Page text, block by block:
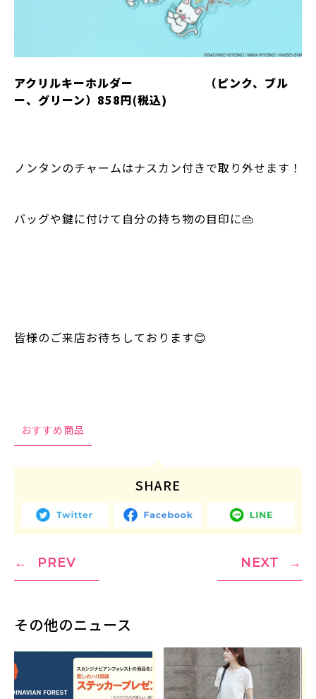
アクリルキーホルダー （ピンク、ブル
ー、グリーン）858円(税込)
ノンタンのチャームはナスカン付きで取り外せます！
バッグや鍵に付けて自分の持ち物の目印に👜
皆様のご来店お待ちしております😊
おすすめ商品
SHARE
PREV NEXT
その他のニュース